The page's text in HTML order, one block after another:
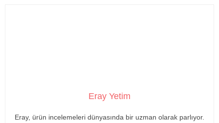
Eray Yetim
Eray, ürün incelemeleri dünyasında bir uzman olarak parlıyor.